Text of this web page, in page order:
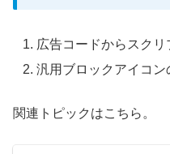
広告コードからスク
汎用ブロックアイコン
関連トピックはこちら。